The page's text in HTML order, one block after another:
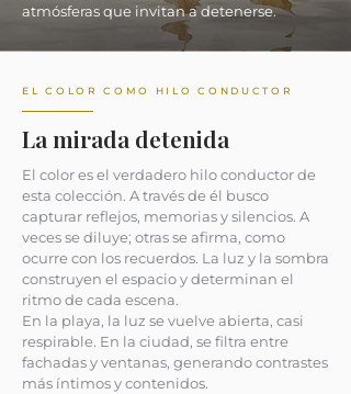
atmósferas que invitan a detenerse.
EL COLOR COMO HILO CONDUCTOR
La mirada detenida
El color es el verdadero hilo conductor de
esta colección. A través de él busco
capturar reflejos, memorias y silencios. A
veces se diluye; otras se afirma, como
ocurre con los recuerdos. La luz y la sombra
construyen el espacio y determinan el
ritmo de cada escena.
En la playa, la luz se vuelve abierta, casi
respirable. En la ciudad, se filtra entre
fachadas y ventanas, generando contrastes
más íntimos y contenidos.